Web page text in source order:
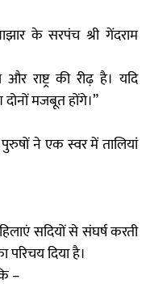
के सरपंच श्री गेंदराम
राष्ट्र की रीढ़ है। यदि
मजबूत होंगे।”
ने एक स्वर में तालियां
सदियों से संघर्ष करती
दिया है।
–